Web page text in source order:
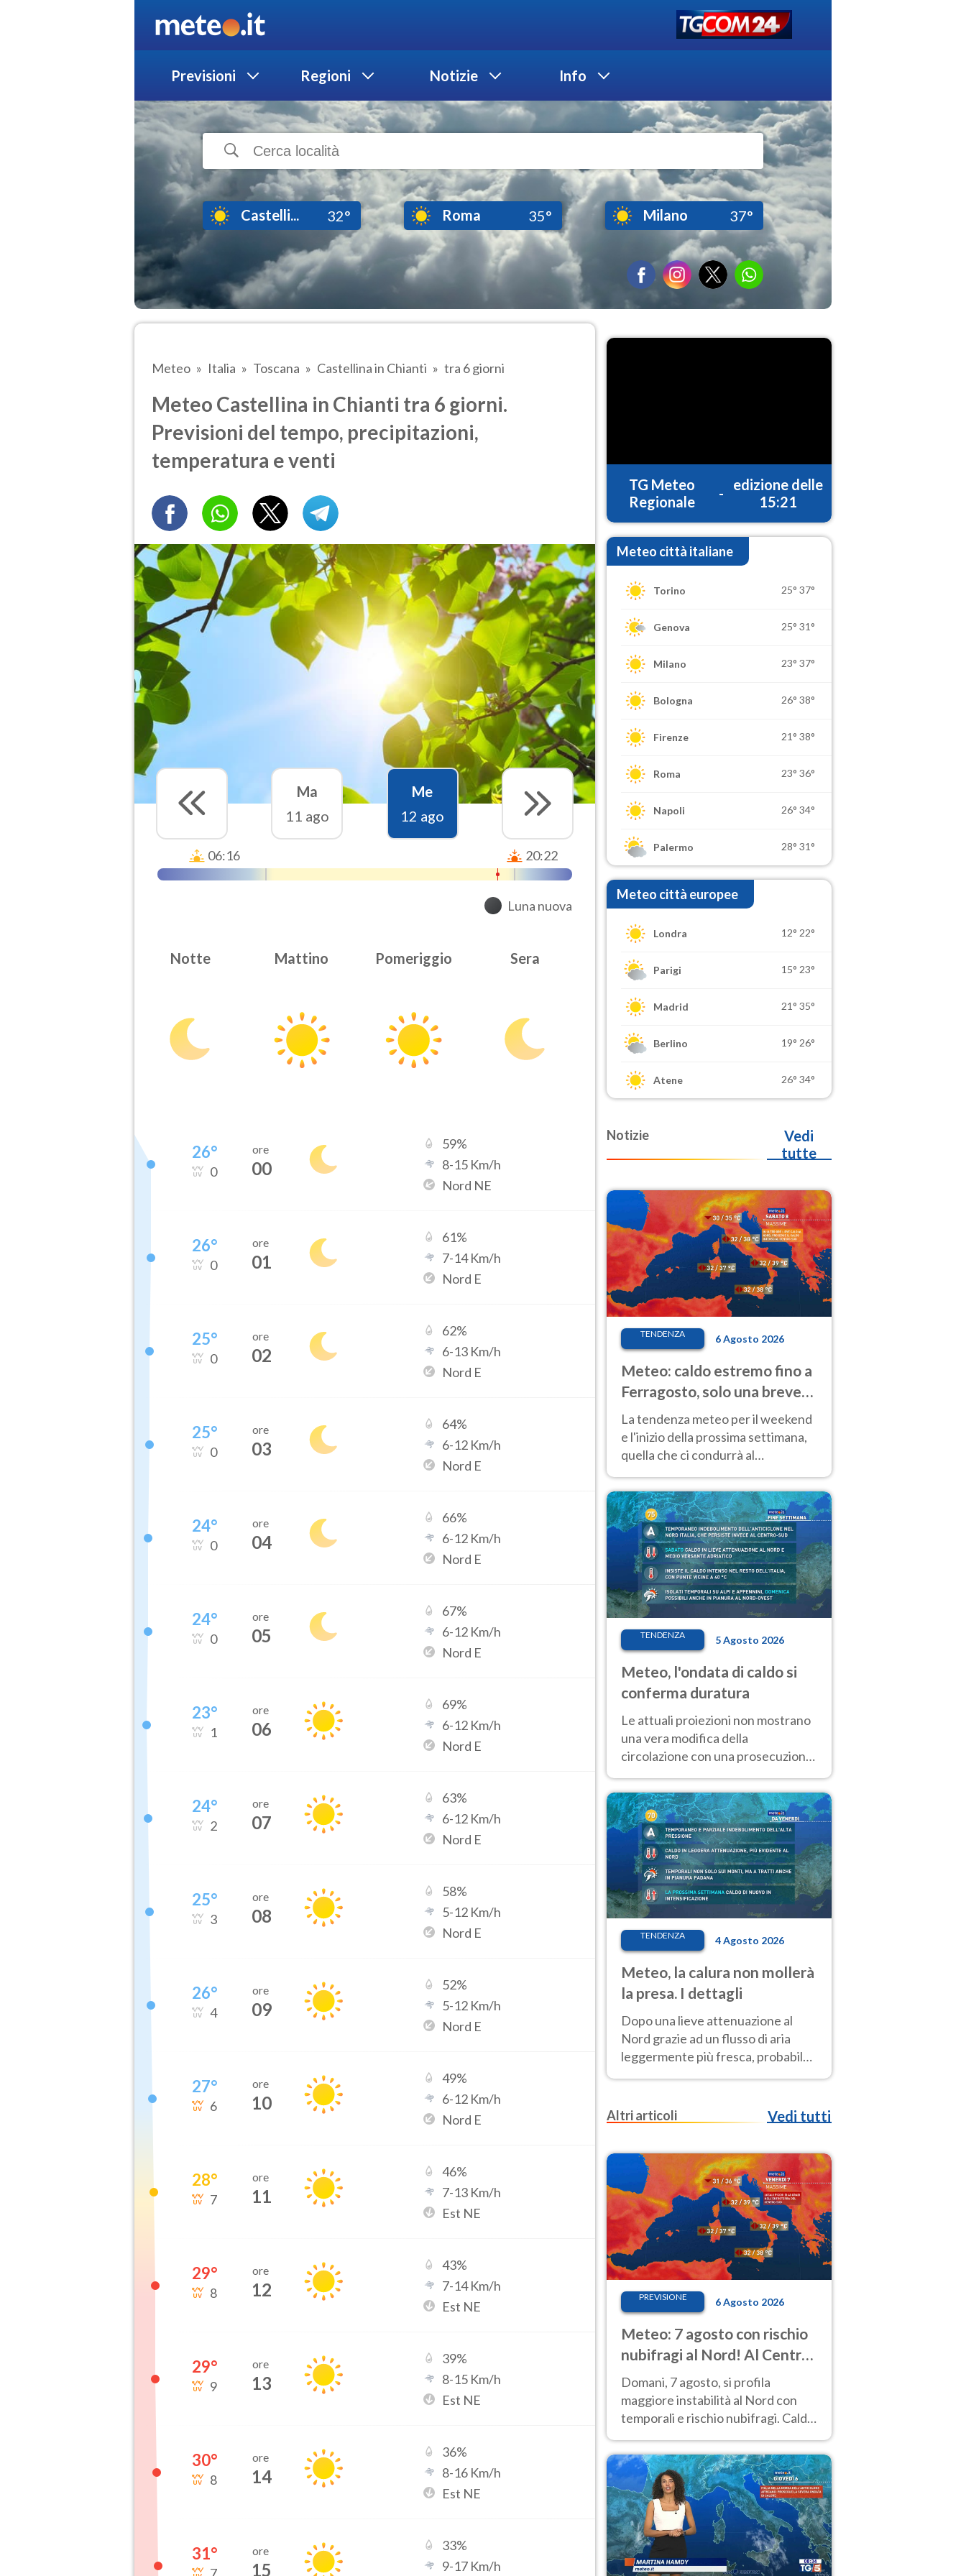
Previsioni Regioni Notizie Info
Castelli... 32° Roma 35° Milano 37°
Meteo Italia Toscana Castellina in Chianti tra 6 giorni
Meteo Castellina in Chianti tra 6 giorni.
Previsioni del tempo, precipitazioni,
temperatura e venti
Ma
11 ago
Me
12 ago
06:16 20:22
Luna nuova
Notte Mattino Pomeriggio Sera
26°
0
ore
00
59%
8-15 Km/h
Nord NE
26°
0
ore
01
61%
7-14Km/h
Nord E
25°
0
ore
02
62%
6-13 Km/h
Nord E
25°
0
ore
03
64%
6-12 Km/h
Nord E
24°
0
ore
04
66%
6-12 Km/h
Nord E
24°
0
ore
05
67%
6-12 Km/h
Nord E
23°
1
ore
06
69%
6-12 Km/h
Nord E
24°
2
ore
07
63%
6-12 Km/h
Nord E
25°
3
ore
08
58%
5-12 Km/h
Nord E
26°
4
ore
09
52%
5-12 Km/h
Nord E
27°
6
ore
10
49%
6-12 Km/h
Nord E
28°
7
ore
11
46%
7-13 Km/h
Est NE
29°
8
ore
12
43%
7-14Km/h
Est NE
29°
9
ore
13
39%
8-15 Km/h
Est NE
30°
8
ore
14
36%
8-16 Km/h
Est NE
31° ore
15
33%
9-17 Km/h
TG Meteo
Regionale
-
edizione delle
15:21
Meteo città italiane
Torino 25° 37°
Genova 25° 31°
Milano 23° 37°
Bologna 26° 38°
Firenze 21° 38°
Roma 23° 36°
Napoli 26° 34°
Palermo 28° 31°
Meteo città europee
Londra 12° 22°
Parigi 15° 23°
Madrid 21° 35°
Berlino 19° 26°
Atene 26° 34°
Notizie
Vedi
tutte
TENDENZA 6 Agosto 2026
Meteo: caldo estremo fino a
Ferragosto, solo una breve
pausa. Ecco dove
La tendenza meteo per il weekend
e l'inizio della prossima settimana,
quella che ci condurrà al
temperature molto elevate
TENDENZA 5 Agosto 2026
Meteo, l'ondata di caldo si
conferma duratura
Le attuali proiezioni non mostrano
una vera modifica della
circolazione con una prosecuzione
giorni, compresa la settimana di
Ferragosto
TENDENZA 4 Agosto 2026
Meteo, la calura non mollerà
la presa. I dettagli
Dopo una lieve attenuazione al
Nord grazie ad un flusso di aria
leggermente più fresca, probabile
nuovo rinforzo dell’anticiclone
Altri articoli
Vedi tutti
PREVISIONE 6 Agosto 2026
Meteo: 7 agosto con rischio
nubifragi al Nord! Al Centro-
Sud caldo estremo
Domani, 7 agosto, si profila
maggiore instabilità al Nord con
temporali e rischio nubifragi. Caldo
previsioni.